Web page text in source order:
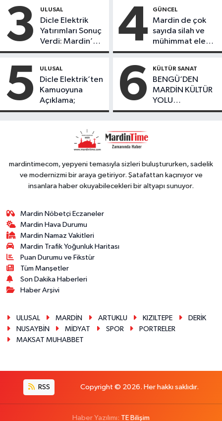
ürünlerini satarak
köydeki
çoçuklara kitap
desteğinde
bulundu
3 ULUSAL
Dicle Elektrik
Yatırımları Sonuç
Verdi: Mardin’de
Kayıp Kaçak
Düşüş
4 GÜNCEL
Mardin de çok
sayıda silah ve
mühimmat ele
geçirildi
5 ULUSAL
Dicle Elektrik’ten
Kamuoyuna
Açıklama;
6 KÜLTÜR SANAT
BENGÜ’DEN
MARDİN KÜLTÜR
YOLU
FESTIVALİ’NDE
mardintimecom, yepyeni temasıyla sizleri buluştururken, sadelik
ve modernizmi bir araya getiriyor. Şatafattan kaçınıyor ve
insanlara haber okuyabilecekleri bir altyapı sunuyor.
Mardin Nöbetçi Eczaneler
Mardin Hava Durumu
Mardin Namaz Vakitleri
Mardin Trafik Yoğunluk Haritası
Puan Durumu ve Fikstür
Tüm Manşetler
Son Dakika Haberleri
Haber Arşivi
ULUSAL MARDİN ARTUKLU KIZILTEPE
DERİK
NUSAYBİN
MİDYAT SPOR
PORTRELER
MAKSAT MUHABBET
RSS Copyright © 2026. Her hakkı saklıdır.
Haber Yazılımı: TE Bilişim